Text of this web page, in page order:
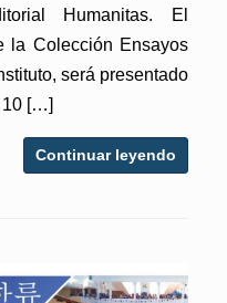
Humanitas. El
la Colección Ensayos
será presentado
10 […]
Continuar leyendo